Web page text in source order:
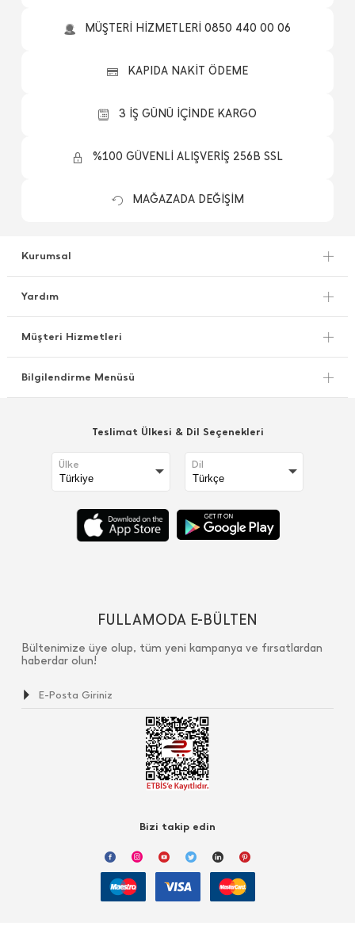
MÜŞTERİ HİZMETLERİ 0850 440 00 06
KAPIDA NAKİT ÖDEME
3 İŞ GÜNÜ İÇİNDE KARGO
%100 GÜVENLİ ALIŞVERİŞ 256B SSL
MAĞAZADA DEĞİŞİM
Kurumsal
Yardım
Müşteri Hizmetleri
Bilgilendirme Menüsü
Teslimat Ülkesi & Dil Seçenekleri
Ülke Dil
FULLAMODA E-BÜLTEN
Bültenimize üye olup, tüm yeni kampanya ve fırsatlardan
haberdar olun!
Bizi takip edin